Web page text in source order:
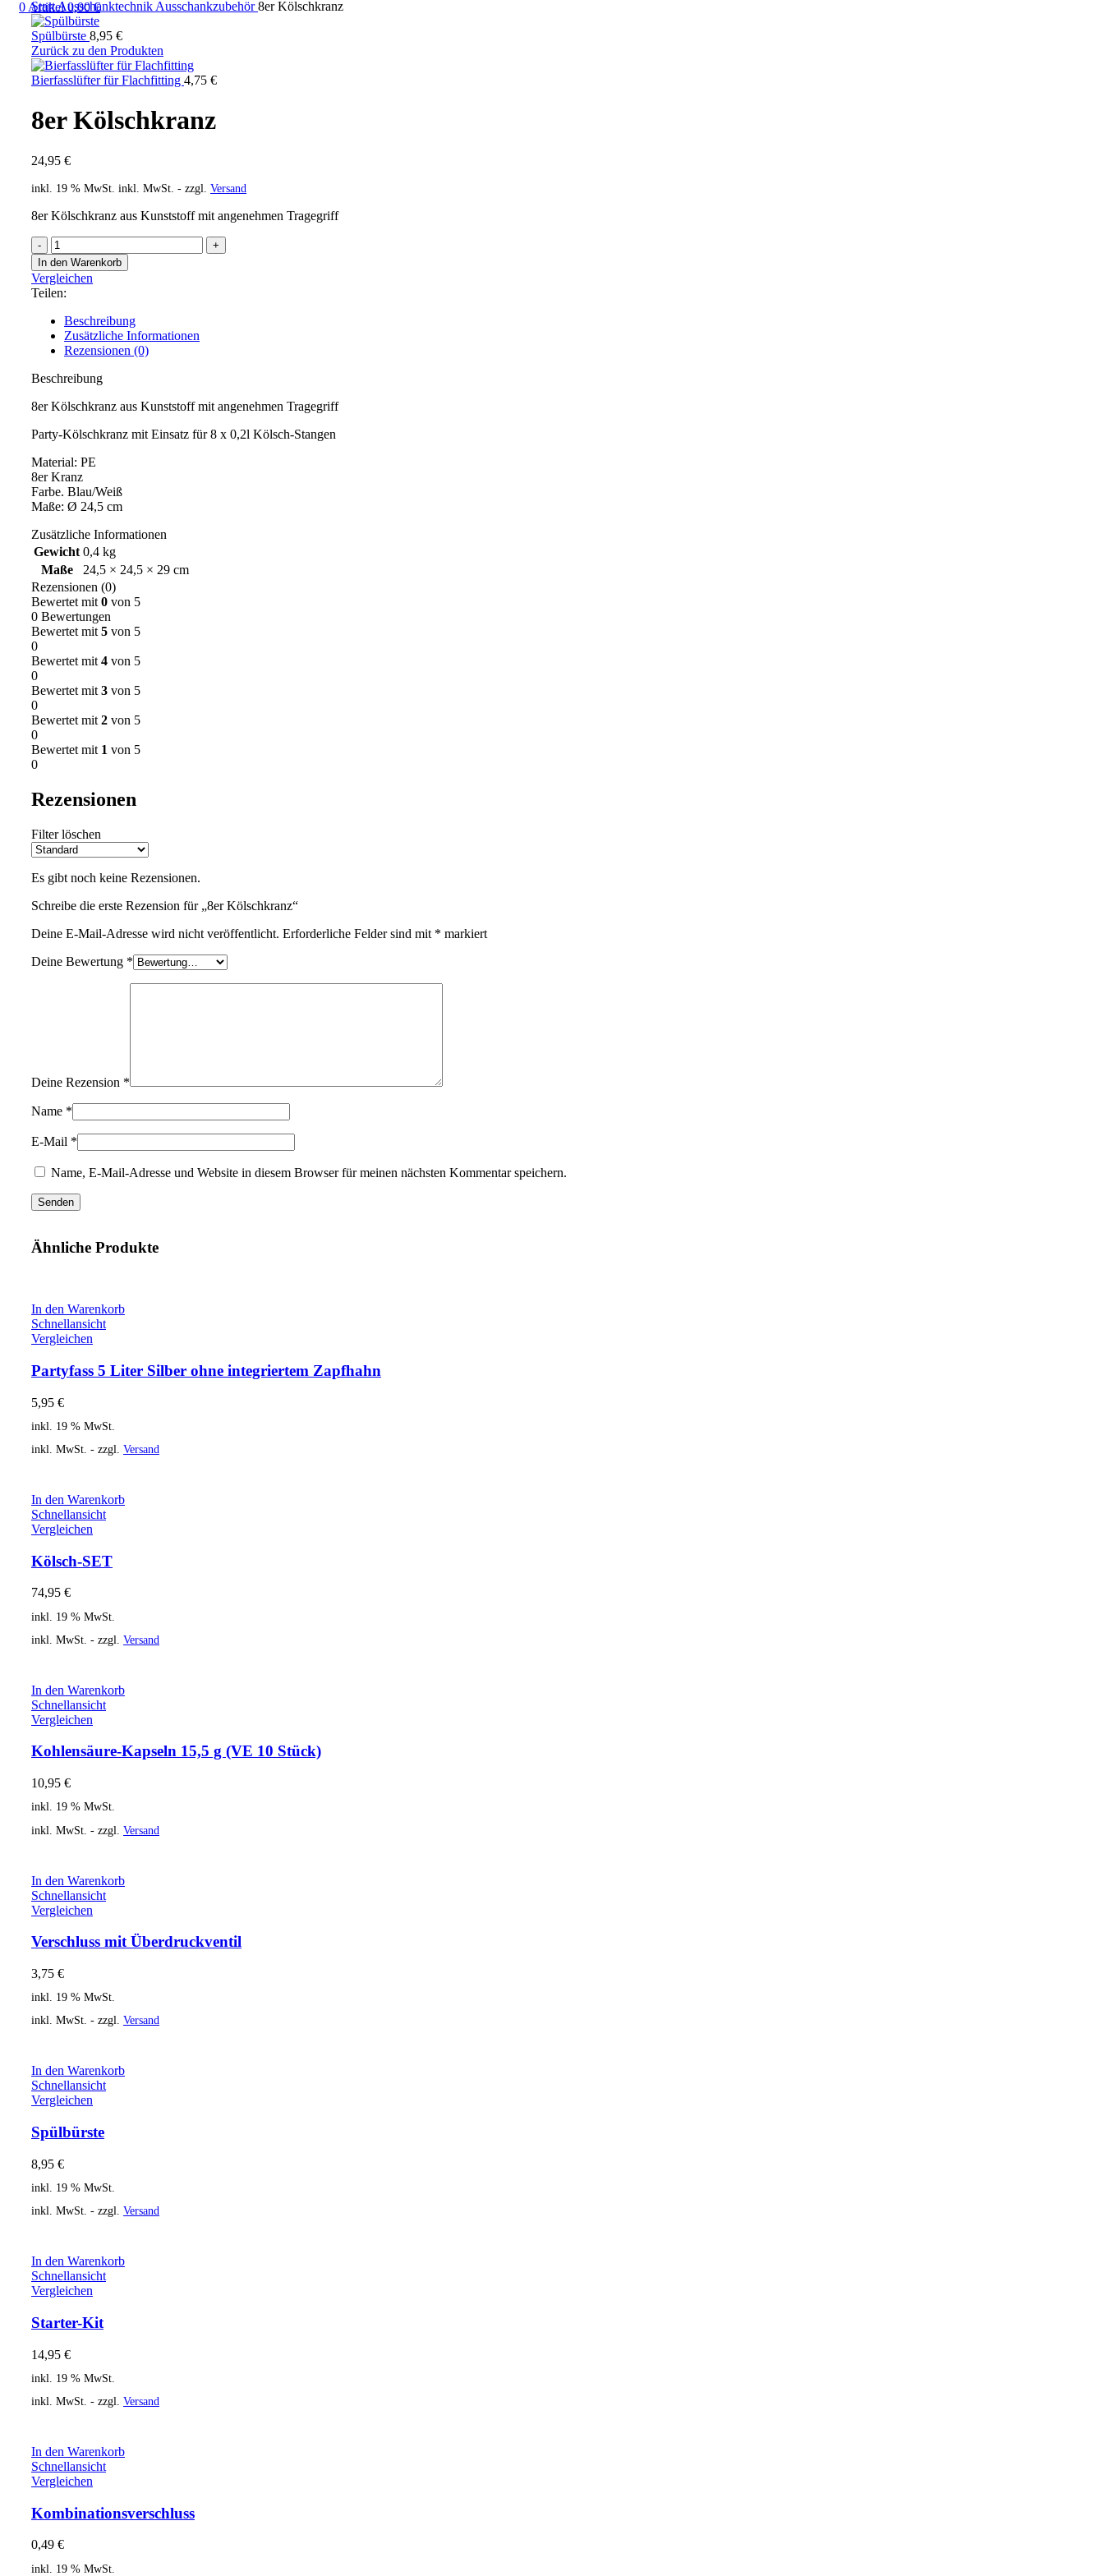
0 Artikel 0,00€
StartAusschanktechnik Ausschankzubehör8er Kölschkranz
Spülbürste 8,95 €
Zurück zu den Produkten
Bierfasslüfter für Flachfitting 4,75 €
8er Kölschkranz
24,95 €
inkl. 19 % MwSt. inkl. MwSt. - zzgl. Versand
8er Kölschkranz aus Kunststoff mit angenehmen Tragegriff
In den Warenkorb
Vergleichen
Teilen:
Beschreibung
Zusätzliche Informationen
Rezensionen (0)
Beschreibung
8er Kölschkranz aus Kunststoff mit angenehmen Tragegriff
Party-Kölschkranz mit Einsatz für 8 x 0,2l Kölsch-Stangen
Material: PE
8er Kranz
Farbe. Blau/Weiß
Maße: Ø 24,5 cm
Zusätzliche Informationen
Gewicht 0,4 kg
Maße
24,5 × 24,5 × 29 cm
Rezensionen (0)
Bewertet mit 0 von 5
0 Bewertungen
Bewertet mit 5 von 5
0
Bewertet mit 4 von 5
0
Bewertet mit 3 von 5
0
Bewertet mit 2 von 5
0
Bewertet mit 1 von 5
0
Rezensionen
Filter löschen
Es gibt noch keine Rezensionen.
Schreibe die erste Rezension für „8er Kölschkranz“
Deine E-Mail-Adresse wird nicht veröffentlicht. Erforderliche Felder sind mit * markiert
Deine Bewertung *
Deine Rezension *
Name *
E-Mail *
Name, E-Mail-Adresse und Website in diesem Browser für meinen nächsten Kommentar speichern.
Ähnliche Produkte
In den Warenkorb
Schnellansicht
Vergleichen
Partyfass 5 Liter Silber ohne integriertem Zapfhahn
5,95 €
inkl. 19 % MwSt.
inkl. MwSt. - zzgl. Versand
In den Warenkorb
Schnellansicht
Vergleichen
Kölsch-SET
74,95 €
inkl. 19 % MwSt.
inkl. MwSt. - zzgl. Versand
In den Warenkorb
Schnellansicht
Vergleichen
Kohlensäure-Kapseln 15,5 g (VE 10 Stück)
10,95 €
inkl. 19 % MwSt.
inkl. MwSt. - zzgl. Versand
In den Warenkorb
Schnellansicht
Vergleichen
Verschluss mit Überdruckventil
3,75 €
inkl. 19 % MwSt.
inkl. MwSt. - zzgl. Versand
In den Warenkorb
Schnellansicht
Vergleichen
Spülbürste
8,95 €
inkl. 19 % MwSt.
inkl. MwSt. - zzgl. Versand
In den Warenkorb
Schnellansicht
Vergleichen
Starter-Kit
14,95 €
inkl. 19 % MwSt.
inkl. MwSt. - zzgl. Versand
In den Warenkorb
Schnellansicht
Vergleichen
Kombinationsverschluss
0,49 €
inkl. 19 % MwSt.